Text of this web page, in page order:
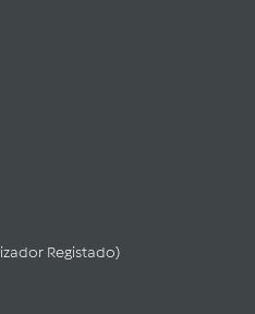
Registado)